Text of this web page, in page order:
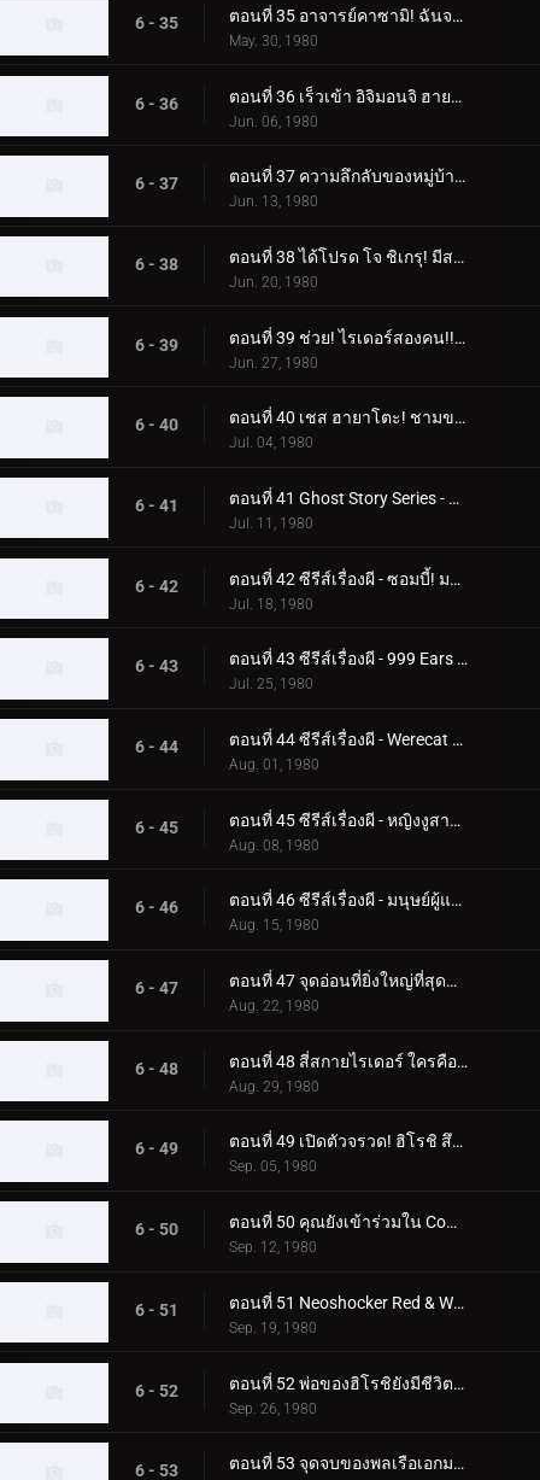
6 - 35 ตอนที่ 35 อาจารย์คาซามิ! ฉันจะจับแก๊งปลาหมึกยักษ์!!
May. 30, 1980
6 - 36 ตอนที่ 36 เร็วเข้า อิจิมอนจิ ฮายาโตะ! ช่วยคนติดต้นไม้!!
Jun. 06, 1980
6 - 37 ตอนที่ 37 ความลึกลับของหมู่บ้านนาคีรี! ฮิโรชิติดอยู่บนต้นไม้ด้วยหรือเปล่า
Jun. 13, 1980
6 - 38 ตอนที่ 38 ได้โปรด โจ ชิเกรุ! มีสถานที่ฝึกบังคับบัญชาที่มีเงินเดือนหนึ่งล้านเยน
Jun. 20, 1980
6 - 39 ตอนที่ 39 ช่วย! ไรเดอร์สองคน!! แม่กลายเป็นปีศาจ
Jun. 27, 1980
6 - 40 ตอนที่ 40 เชส ฮายาโตะ! ชามของกัปปะบินผ่านท้องฟ้า
Jul. 04, 1980
6 - 41 ตอนที่ 41 Ghost Story Series - ความลับของอาคาร Phantom
Jul. 11, 1980
6 - 42 ตอนที่ 42 ซีรีส์เรื่องผี - ซอมบี้! มอนสเตอร์ฟื้นคืนชีพแล้ว
Jul. 18, 1980
6 - 43 ตอนที่ 43 ซีรีส์เรื่องผี - 999 Ears ของ Earless Yoshikazu
Jul. 25, 1980
6 - 44 ตอนที่ 44 ซีรีส์เรื่องผี - Werecat ต้องการเลือดเด็ก!
Aug. 01, 1980
6 - 45 ตอนที่ 45 ซีรีส์เรื่องผี - หญิงงูสาปสึคุบะ ฮิโรชิ!
Aug. 08, 1980
6 - 46 ตอนที่ 46 ซีรีส์เรื่องผี - มนุษย์ผู้แตกหัก! ความกลัวศูนย์กลางของกระจก
Aug. 15, 1980
6 - 47 ตอนที่ 47 จุดอ่อนที่ยิ่งใหญ่ที่สุดของ Skyrider! โจมตีจุดบอด 0.5 วินาที
Aug. 22, 1980
6 - 48 ตอนที่ 48 สี่สกายไรเดอร์ ใครคือตัวจริง
Aug. 29, 1980
6 - 49 ตอนที่ 49 เปิดตัวจรวด! ฮิโรชิ สึคุบะไปที่สุสานอวกาศ
Sep. 05, 1980
6 - 50 ตอนที่ 50 คุณยังเข้าร่วมใน Command Boys' Squad ด้วย!
Sep. 12, 1980
6 - 51 ตอนที่ 51 Neoshocker Red & White ศึกตัดสินแห่งความตายครั้งยิ่งใหญ่
Sep. 19, 1980
6 - 52 ตอนที่ 52 พ่อของฮิโรชิยังมีชีวิตอยู่! ในฐานะมนุษย์ที่เปลี่ยนแปลงไป FX777
Sep. 26, 1980
6 - 53 ตอนที่ 53 จุดจบของพลเรือเอกมาจิน! และตัวตนที่แท้จริงของผู้นำที่ยิ่งใหญ่